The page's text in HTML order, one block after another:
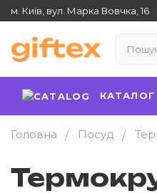
м. Київ, вул. Марка Вовчка, 16
КАТАЛОГ
Головна Посуд